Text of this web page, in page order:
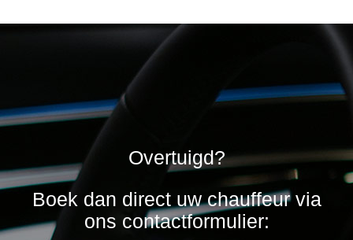
Overtuigd?
Boek dan direct uw chauffeur via
ons contactformulier: